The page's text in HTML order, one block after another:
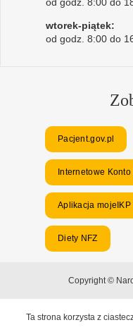
od godz. 8:00 do
wtorek-piątek:
od godz. 8:00 do
Pacjent.gov.pl
Internetowe
Aplikacja mojeIKP
Diety NFZ
Copyright ©
Ta strona korzysta z